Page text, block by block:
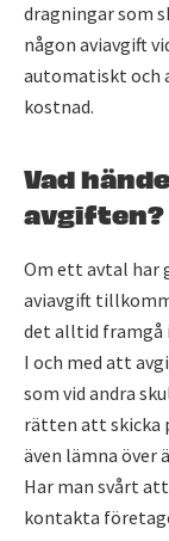
dragningar som
någon aviavgift
automatiskt och
kostnad.
Vad
avgiften?
Om ett avtal har
aviavgift
det alltid framgå
I och med att
som vid andra
rätten att skicka
även lämna över
Har man svårt
kontakta